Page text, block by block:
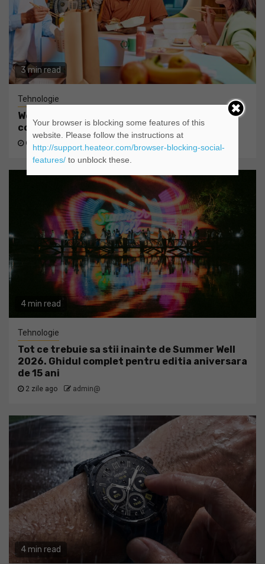
3 min read
Tehnologie
Wolt lansează funcția split payments, pentru
comenzile de grup, în România
O zi ago admin@
4 min read
Tehnologie
Tot ce trebuie sa stii inainte de Summer Well
2026. Ghidul complet pentru editia aniversara
de 15 ani
2 zile ago admin@
4 min read
Your browser is blocking some features of this
website. Please follow the instructions at
http://support.heateor.com/browser-blocking-social-
features/to unblock these.